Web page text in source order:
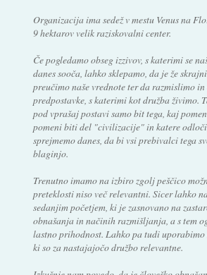
Organizacija ima sedež v mestu Venus na
9 hektarov velik raziskovalni center.
Če pogledamo obseg izzivov, s katerimi se
danes sooča, lahko sklepamo, da je že
preučimo naše vrednote ter da razmislimo
predpostavke, s katerimi kot družba živimo.
pod vprašaj postavi samo bit tega, kaj
pomeni biti del "civilizacije" in katere
sprejmemo danes, da bi vsi prebivalci tega
blaginjo.
Trenutno imamo na izbiro zgolj peščico
preteklosti niso več relevantni. Sicer lahko
sedanjim početjem, ki je zasnovano na
obnašanja in načinih razmišljanja, a s tem
lastno prihodnost. Lahko pa tudi uporabimo
ki so za nastajajočo družbo relevantne.